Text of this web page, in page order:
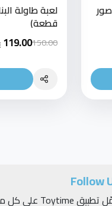
قطعة)
150.00
119.00
Follow